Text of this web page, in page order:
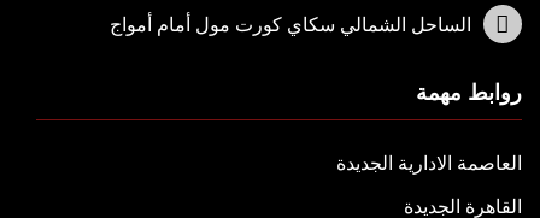
الساحل الشمالي سكاي كورت مول أمام أمواج
روابط مهمة
العاصمة الادارية الجديدة
القاهرة الجديدة